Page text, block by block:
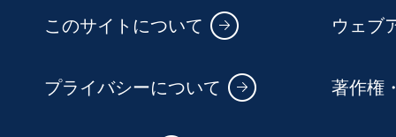
このサイトについて ウェブ
プライバシーについて 著作権